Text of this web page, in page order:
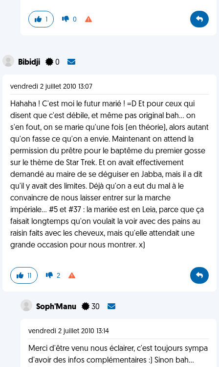
1 0
Bibidji 0
vendredi 2 juillet 2010 13:07
Hahaha ! C'est moi le futur marié ! =D Et pour ceux qui
disent que c'est débile, et même pas original bah... on
s'en fout, on se marie qu'une fois (en théorie), alors autant
qu'on fasse ce qu'on a envie. Maintenant on attend la
permission du prêtre pour le baptême du premier gosse
sur le thème de Star Trek. Et on avait effectivement
demandé au maire de se déguiser en Jabba, mais il a dit
qu'il y avait des limites. Déjà qu'on a eut du mal à le
convaincre de nous laisser entrer sur la marche
impériale... #5 et #37 : la mariée est en Leia, parce que ça
faisait longtemps qu'on voulait la voir avec des pains au
raisin faits avec les cheveux, mais qu'elle attendait une
grande occasion pour nous montrer. x)
11 2
Soph'Manu 30
vendredi 2 juillet 2010 13:14
Merci d'être venu nous éclairer, c'est toujours sympa
d'avoir des infos complémentaires :) Sinon bah...